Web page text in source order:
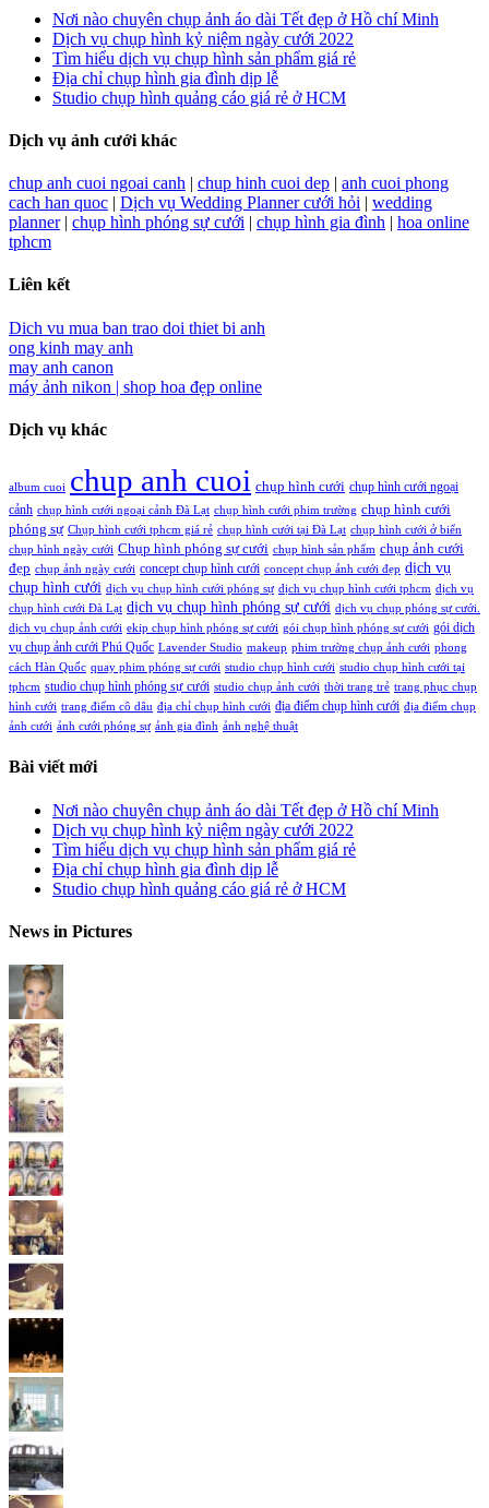
Nơi nào chuyên chụp ảnh áo dài Tết đẹp ở Hồ chí Minh
Dịch vụ chụp hình kỷ niệm ngày cưới 2022
Tìm hiểu dịch vụ chụp hình sản phẩm giá rẻ
Địa chỉ chụp hình gia đình dịp lễ
Studio chụp hình quảng cáo giá rẻ ở HCM
Dịch vụ ảnh cưới khác
chup anh cuoi ngoai canh | chup hinh cuoi dep | anh cuoi phong
cach han quoc | Dịch vụ Wedding Planner cưới hỏi | wedding
planner| chụp hình phóng sự cưới | chụp hình gia đình | hoa online
tphcm
Liên kết
Dich vu mua ban trao doi thiet bi anh
ong kinh may anh
may anh canon
máy ảnh nikon | shop hoa đẹp online
Dịch vụ khác
album cuoi chup anh cuoi chụp hình cưới chụp hình cưới ngoại
cảnh chụp hình cưới ngoại cảnh Đà Lạt chụp hình cưới phim trường chụp hình cưới
phóng sự Chụp hình cưới tphcm giá rẻ chụp hình cưới tại Đà Lạt chụp hình cưới ở biển
chụp hình ngày cưới Chụp hình phóng sự cưới chụp hình sản phẩm chụp ảnh cưới
đẹp chụp ảnh ngày cưới concept chụp hình cưới concept chụp ảnh cưới đẹp dịch vụ
chụp hình cưới dịch vụ chụp hình cưới phóng sự dịch vụ chụp hình cưới tphcm dịch vụ
chụp hình cưới Đà Lạt dịch vụ chụp hình phóng sự cưới dịch vụ chụp phóng sự cưới.
dịch vụ chụp ảnh cưới ekip chụp hình phóng sự cưới gói chụp hình phóng sự cưới gói dịch
vụ chụp ảnh cưới Phú Quốc Lavender Studio makeup phim trường chụp ảnh cưới phong
cách Hàn Quốc quay phim phóng sự cưới studio chụp hình cưới studio chụp hình cưới tại
tphcm studio chụp hình phóng sự cưới studio chụp ảnh cưới thời trang trẻ trang phục chụp
hình cưới trang điểm cô dâu địa chỉ chụp hình cưới địa điểm chụp hình cưới địa điểm chụp
ảnh cưới ảnh cưới phóng sự ảnh gia đình ảnh nghệ thuật
Bài viết mới
Nơi nào chuyên chụp ảnh áo dài Tết đẹp ở Hồ chí Minh
Dịch vụ chụp hình kỷ niệm ngày cưới 2022
Tìm hiểu dịch vụ chụp hình sản phẩm giá rẻ
Địa chỉ chụp hình gia đình dịp lễ
Studio chụp hình quảng cáo giá rẻ ở HCM
News in Pictures